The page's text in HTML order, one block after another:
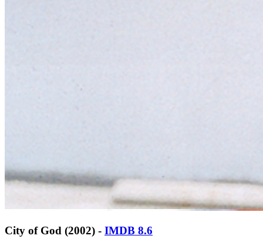
City of God (2002) - IMDB 8.6